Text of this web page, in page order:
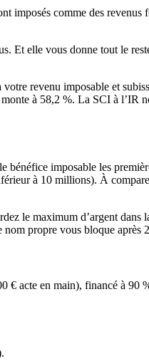
imposés comme des revenus
Et elle vous donne tout le
revenu imposable et
à 58,2 %. La SCI à l’IR
imposable les
à 10 millions). À
le maximum d’argent dans
propre vous bloque après
€ acte en main), financé à 90